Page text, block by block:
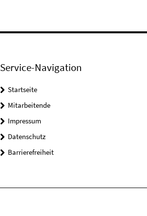
Service-Navigation
Startseite
Mitarbeitende
Impressum
Datenschutz
Barrierefreiheit